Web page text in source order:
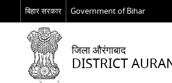
बिहार सरकार Government of Bihar
जिला औरंगाबाद
DISTRICT